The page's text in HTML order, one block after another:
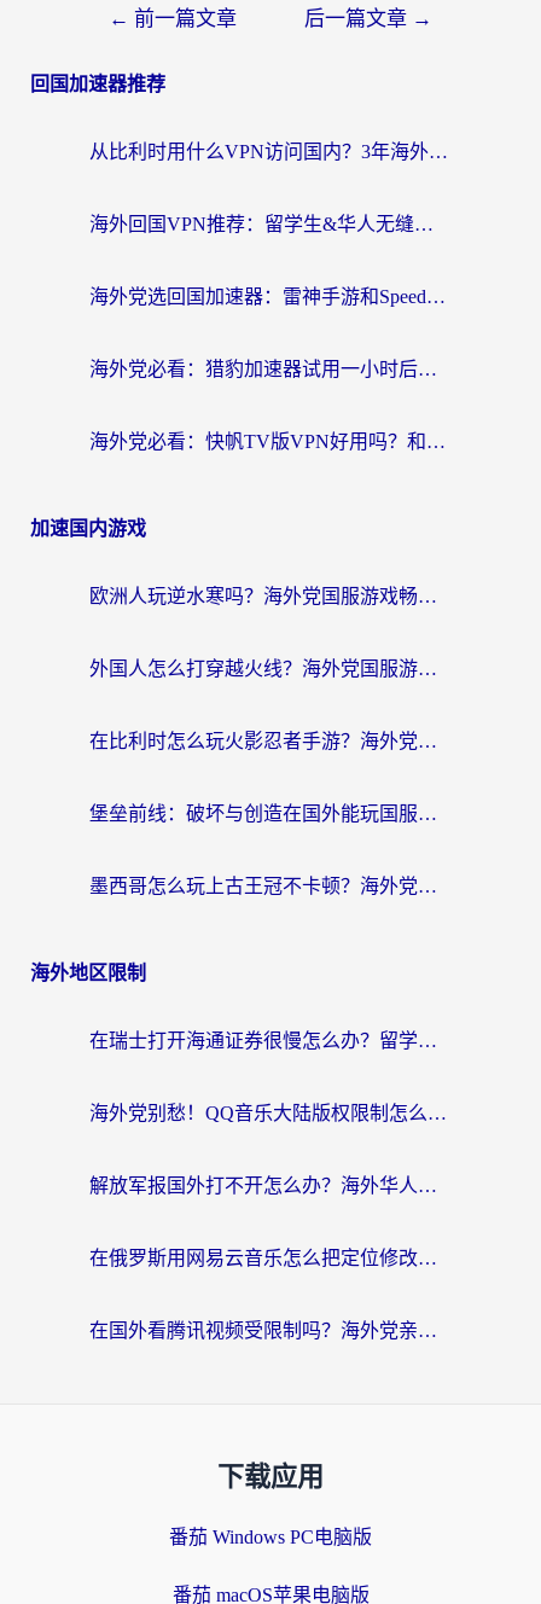
← 前一篇文章 后一篇文章 →
回国加速器推荐
从比利时用什么VPN访问国内？3年海外党亲测有效的无缝回国上网指南
海外回国VPN推荐：留学生&华人无缝访问国内资源的实用指南
海外党选回国加速器：雷神手游和SpeedCN哪个好？附避坑指南
海外党必看：猎豹加速器试用一小时后，我终于找到无缝访问国内资源的正确姿势
海外党必看：快帆TV版VPN好用吗？和畅游VPN对比哪个回国效果更好？附实用选择指南
加速国内游戏
欧洲人玩逆水寒吗？海外党国服游戏畅玩终极指南（附低延迟秘籍）
外国人怎么打穿越火线？海外党国服游戏加速器终极攻略（附3大热门游戏解决方案）
在比利时怎么玩火影忍者手游？海外党亲测有效的国服游戏加速指南
堡垒前线：破坏与创造在国外能玩国服吗？海外玩家国服畅玩终极指南
墨西哥怎么玩上古王冠不卡顿？海外党国服游戏加速器选择全攻略
海外地区限制
在瑞士打开海通证券很慢怎么办？留学生&海外华人的回国加速全攻略
海外党别愁！QQ音乐大陆版权限制怎么破？附咪咕视频、B站地区限制解除全攻略
解放军报国外打不开怎么办？海外华人必备回国加速指南，看奥运拳击、听酷狗音乐全搞定
在俄罗斯用网易云音乐怎么把定位修改到中国国内？海外党听歌自由的钥匙找到了
在国外看腾讯视频受限制吗？海外党亲测有效的回国加速器选择指南
下载应用
番茄 Windows PC电脑版
番茄 macOS苹果电脑版